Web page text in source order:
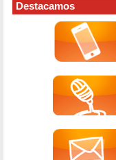
Destacamos